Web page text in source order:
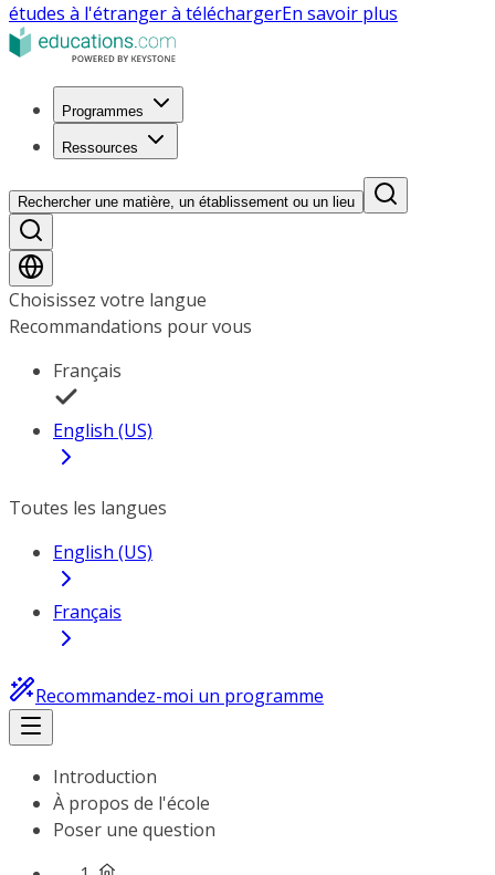
études à l'étranger à téléchargerEn savoir plus
Programmes
Ressources
Rechercher une matière, un établissement ou un lieu
Choisissez votre langue
Recommandations pour vous
Français
English (US)
Toutes les langues
English (US)
Français
Recommandez-moi un programme
Introduction
À propos de l'école
Poser une question